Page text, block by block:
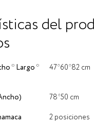
del
* Largo *
47*60*82 cm
78*50 cm
2 posiciones